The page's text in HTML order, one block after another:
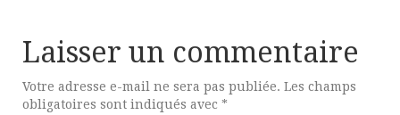
Laisser un commentaire
Votre adresse e-mail ne sera pas publiée. Les champs
obligatoires sont indiqués avec *